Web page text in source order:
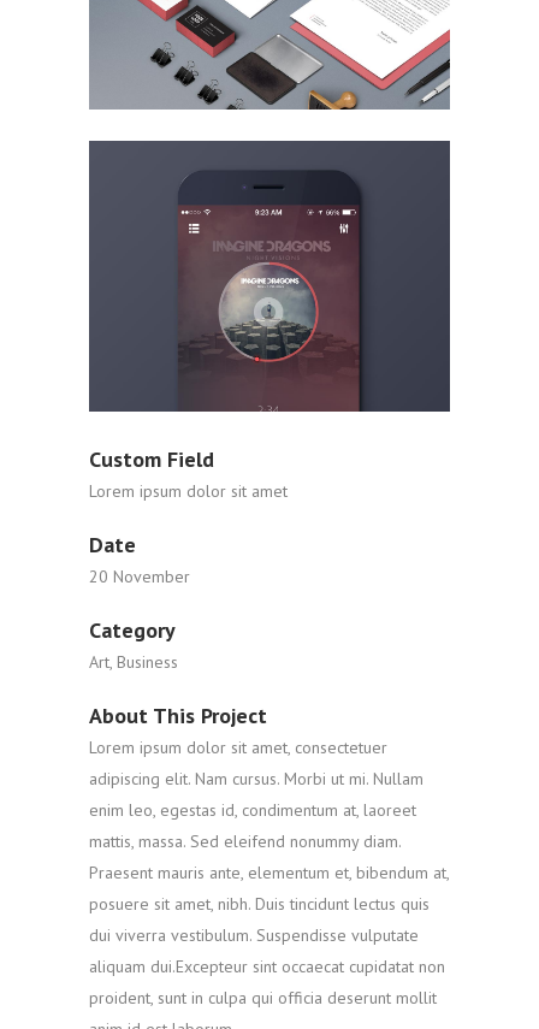
Custom Field
Lorem ipsum dolor sit amet
Date
20 November
Category
Art, Business
About This Project
Lorem ipsum dolor sit amet, consectetuer
adipiscing elit. Nam cursus. Morbi ut mi. Nullam
enim leo, egestas id, condimentum at, laoreet
mattis, massa. Sed eleifend nonummy diam.
Praesent mauris ante, elementum et, bibendum at,
posuere sit amet, nibh. Duis tincidunt lectus quis
dui viverra vestibulum. Suspendisse vulputate
aliquam dui.Excepteur sint occaecat cupidatat non
proident, sunt in culpa qui officia deserunt mollit